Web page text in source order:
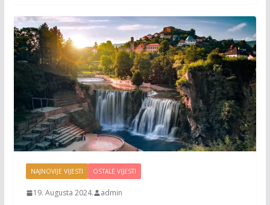
NAJNOVIJE VIJESTI OSTALE VIJESTI
19. Augusta 2024. admin